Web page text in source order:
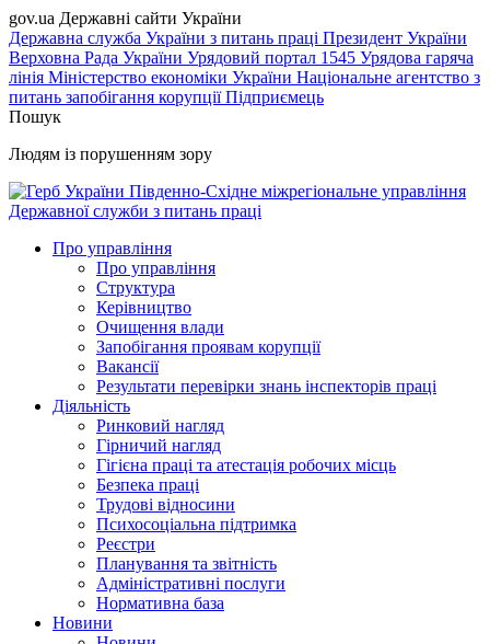
gov.ua Державні сайти України
Державна служба України з питань праці Президент України
Верховна Рада України Урядовий портал 1545 Урядова гаряча
лінія Міністерство економіки України Національне агентство з
питань запобігання корупціїПідприємець
Пошук
Людям із порушенням зору
Південно-Східне міжрегіональне управління
Державної служби з питань праці
Про управління
Про управління
Структура
Керівництво
Очищення влади
Запобігання проявам корупції
Вакансії
Результати перевірки знань інспекторів праці
Діяльність
Ринковий нагляд
Гірничий нагляд
Гігієна праці та атестація робочих місць
Безпека праці
Трудові відносини
Психосоціальна підтримка
Реєстри
Планування та звітність
Адміністративні послуги
Нормативна база
Новини